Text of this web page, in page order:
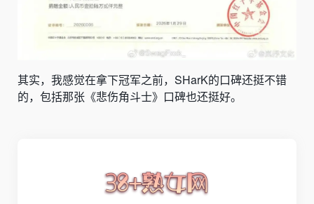
其实，我感觉在拿下冠军之前，SHarK的口碑还挺不错
的，包括那张《悲伤角斗士》口碑也还挺好。